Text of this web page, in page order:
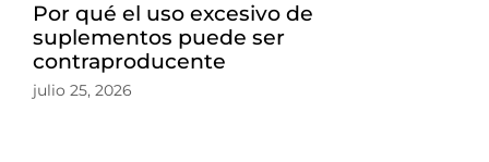
Por qué el uso excesivo de
suplementos puede ser
contraproducente
julio 25, 2026